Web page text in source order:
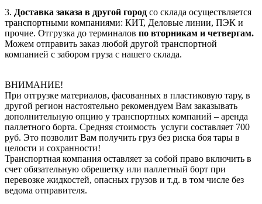
3. Доставка заказа в другой город со склада осуществляется
транспортными компаниями: КИТ, Деловые линии, ПЭК и
прочие. Отгрузка до терминалов по вторникам и четвергам.
Можем отправить заказ любой другой транспортной
компанией с забором груза с нашего склада.
ВНИМАНИЕ!
При отгрузке материалов, фасованных в пластиковую тару, в
другой регион настоятельно рекомендуем Вам заказывать
дополнительную опцию у транспортных компаний – аренда
паллетного борта. Средняя стоимость услуги составляет 700
руб. Это позволит Вам получить груз без риска боя тары в
целости и сохранности!
Транспортная компания оставляет за собой право включить в
счет обязательную обрешетку или паллетный борт при
перевозке жидкостей, опасных грузов и т.д. в том числе без
ведома отправителя.